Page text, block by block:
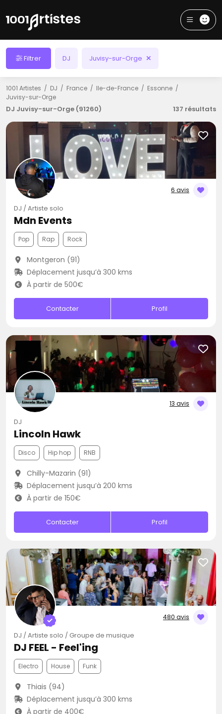
Filtrer DJ Juvisy-sur-Orge
1001 Artistes DJ France Ile-de-France
Essonne
Juvisy-sur-Orge
DJ Juvisy-sur-Orge (91260) 137 résultats
6 avis
DJ / Artiste solo
Mdn Events
Pop Rap Rock
Montgeron (91)
Déplacement jusqu’à 300 kms
À partir de 500€
Contacter Profil
13 avis
DJ
Lincoln Hawk
Disco Hip hop RNB
Chilly-Mazarin (91)
Déplacement jusqu’à 200 kms
À partir de 150€
Contacter Profil
480 avis
DJ / Artiste solo / Groupe de musique
DJ FEEL - Feel'ing
Electro House Funk
Thiais (94)
Déplacement jusqu’à 300 kms
À partir de 400€